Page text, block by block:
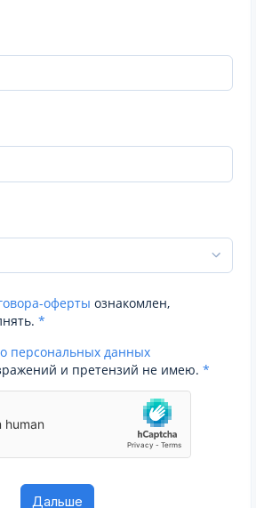
оферты ознакомлен,
*
персональных данных
и претензий не имею. *